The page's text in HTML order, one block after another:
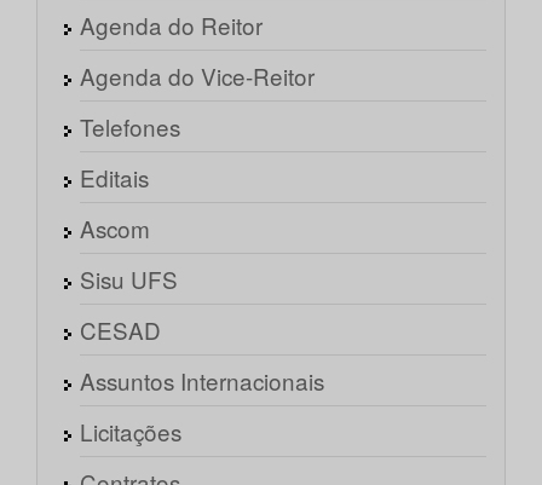
Agenda do Reitor
Agenda do Vice-Reitor
Telefones
Editais
Ascom
Sisu UFS
CESAD
Assuntos Internacionais
Licitações